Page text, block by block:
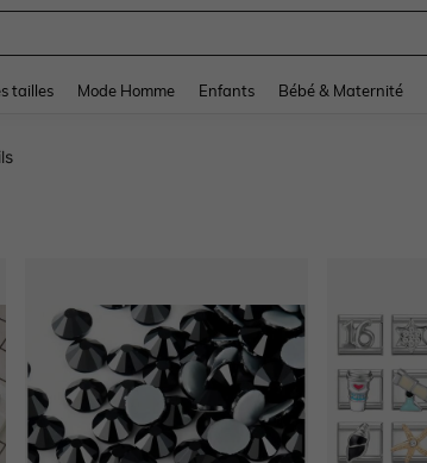
tailles Mode Homme Enfants Bébé & Maternité